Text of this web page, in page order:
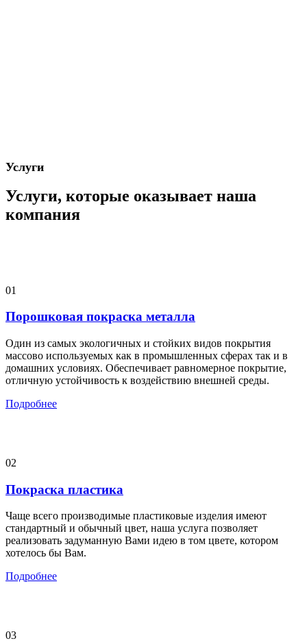
Услуги
Услуги, которые оказывает наша
компания
01
Порошковая покраска металла
Один из самых экологичных и стойких видов покрытия
массово используемых как в промышленных сферах так и в
домашних условиях. Обеспечивает равномерное покрытие,
отличную устойчивость к воздействию внешней среды.
Подробнее
02
Покраска пластика
Чаще всего производимые пластиковые изделия имеют
стандартный и обычный цвет, наша услуга позволяет
реализовать задуманную Вами идею в том цвете, котором
хотелось бы Вам.
Подробнее
03